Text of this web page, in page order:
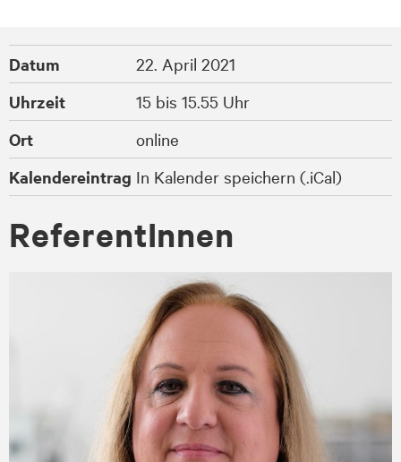
Datum 22. April 2021
Uhrzeit 15 bis 15.55 Uhr
Ort online
Kalendereintrag In Kalender speichern (.iCal)
Re­fe­ren­tIn­nen